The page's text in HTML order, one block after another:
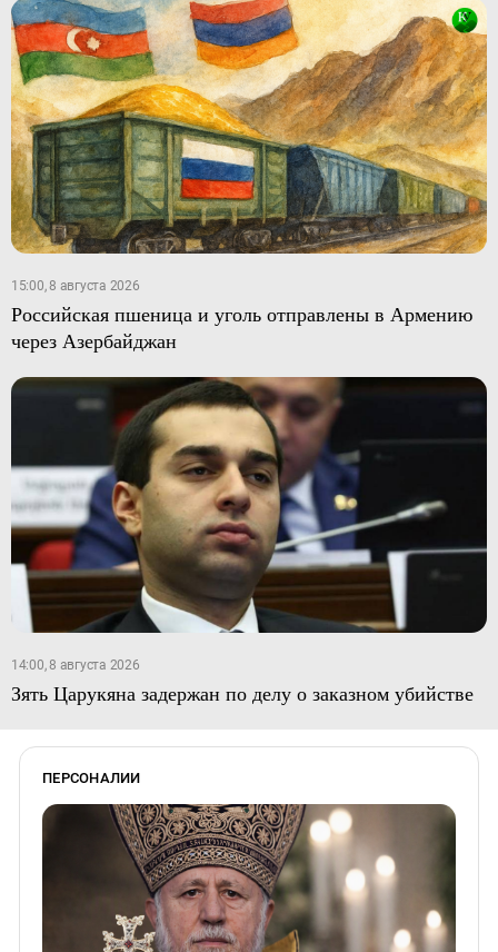
15:00, 8 августа 2026
Российская пшеница и уголь отправлены в Армению
через Азербайджан
14:00, 8 августа 2026
Зять Царукяна задержан по делу о заказном убийстве
ПЕРСОНАЛИИ